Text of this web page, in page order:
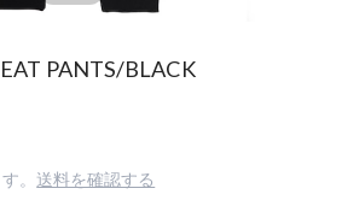
PANTS/BLACK
。 送料を確認する